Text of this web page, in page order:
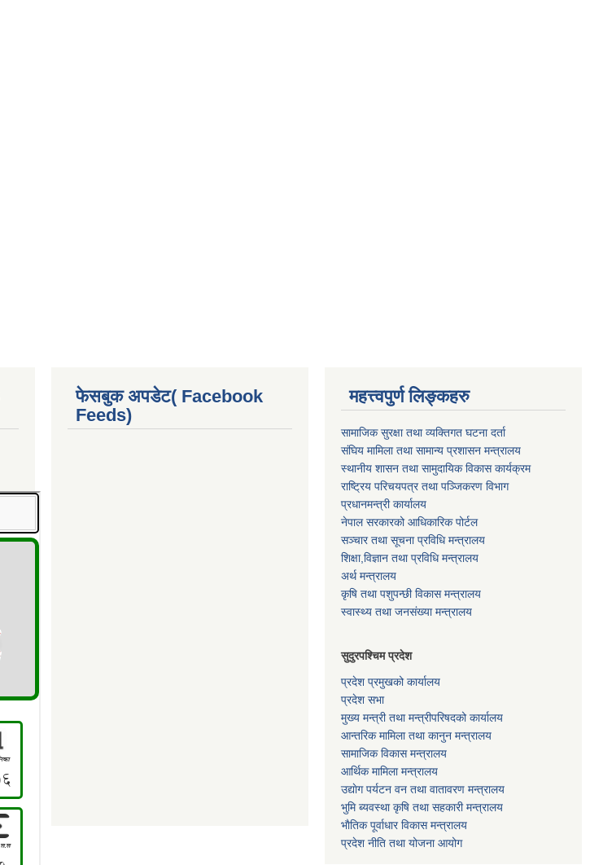
फेसबुक अपडेट( Facebook
Feeds)
महत्त्वपुर्ण लिङ्कहरु
सामाजिक सुरक्षा तथा व्यक्तिगत घटना दर्ता
संघिय मामिला तथा सामान्य प्रशासन मन्त्रालय
स्थानीय शासन तथा सामुदायिक विकास कार्यक्रम
राष्ट्रिय परिचयपत्र तथा पञ्जिकरण विभाग
प्रधानमन्त्री कार्यालय
नेपाल सरकारको आधिकारिक पोर्टल
सञ्‍चार तथा सूचना प्रविधि मन्त्रालय
शिक्षा,विज्ञान तथा प्रविधि मन्त्रालय
अर्थ मन्त्रालय
कृषि तथा पशुपन्छी विकास मन्त्रालय
स्वास्थ्य तथा जनसंख्या मन्त्रालय
सुदुरपश्चिम प्रदेश
प्रदेश प्रमुखको कार्यालय
प्रदेश सभा
मुख्य मन्त्री तथा मन्त्रीपरिषदको कार्यालय
आन्तरिक मामिला तथा कानुन मन्त्रालय
सामाजिक विकास मन्त्रालय
आर्थिक मामिला मन्त्रालय
उद्याेग पर्यटन वन तथा वातावरण मन्त्रालय
भुमि ब्यवस्था कृषि तथा सहकारी मन्त्रालय
भाैतिक पूर्वाधार विकास मन्त्रालय
प्रदेश नीति तथा योजना आयोग